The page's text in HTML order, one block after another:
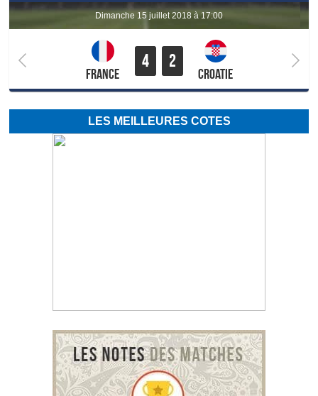
dimanche 15 juillet 2018 à 17:00
France
4 2
Croatie
LES MEILLEURES COTES